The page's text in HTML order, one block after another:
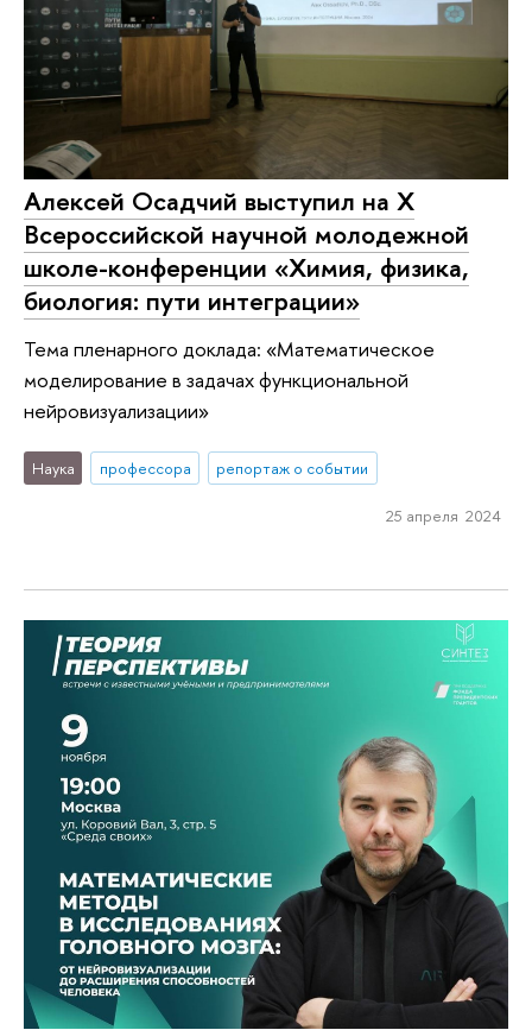
Алексей Осадчий выступил на X
Всероссийской научной молодежной
школе-конференции «Химия, физика,
биология: пути интеграции»
Тема пленарного доклада: «Математическое
моделирование в задачах функциональной
нейровизуализации»
Наука профессора репортаж о событии
25 апреля 2024